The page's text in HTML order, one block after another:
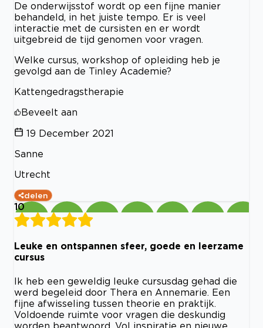
De onderwijsstof wordt op een fijne manier
behandeld, in het juiste tempo. Er is veel
interactie met de cursisten en er wordt
uitgebreid de tijd genomen voor vragen.
Welke cursus, workshop of opleiding heb je
gevolgd aan de Tinley Academie?
Kattengedragstherapie
Beveelt aan
19 December 2021
Sanne
Utrecht
delen
10
Leuke en ontspannen sfeer, goede en leerzame
cursus
Ik heb een geweldig leuke cursusdag gehad die
werd begeleid door Thera en Annemarie. Een
fijne afwisseling tussen theorie en praktijk.
Voldoende ruimte voor vragen die deskundig
worden beantwoord. Vol inspiratie en nieuwe